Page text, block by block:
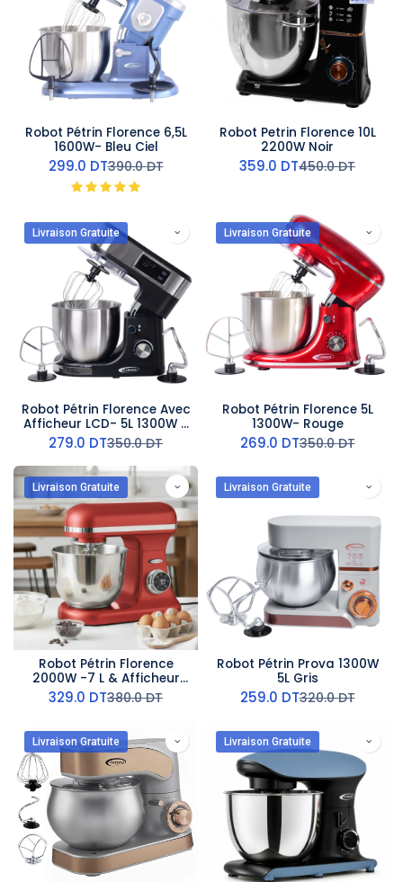
Robot Pétrin Florence 6,5L
1600W- Bleu Ciel
299.0 DT390.0DT
Robot Petrin Florence 10L
2200W Noir
359.0 DT450.0DT
Livraison Gratuite
Robot Pétrin Florence Avec
Afficheur LCD- 5L 1300W -
Noir
279.0 DT350.0DT
Livraison Gratuite
Robot Pétrin Florence 5L
1300W- Rouge
269.0 DT350.0DT
Livraison Gratuite
Robot Pétrin Florence
2000W -7 L & Afficheur
LCD - Rouge
329.0 DT380.0DT
Livraison Gratuite
Robot Pétrin Prova 1300W
5L Gris
259.0 DT320.0DT
Livraison Gratuite Livraison Gratuite